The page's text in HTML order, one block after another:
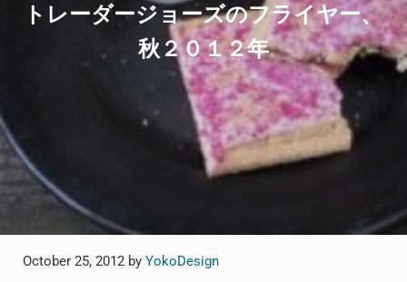
トレーダージョーズのフライヤー、
秋２０１２年
October 25, 2012 by YokoDesign